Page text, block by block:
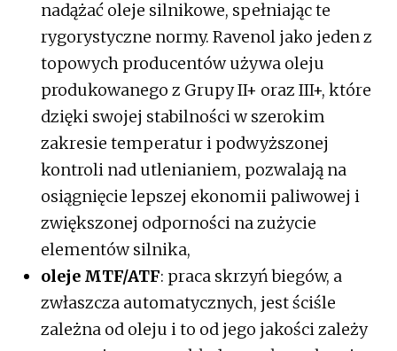
nadążać oleje silnikowe, spełniając te
rygorystyczne normy. Ravenol jako jeden z
topowych producentów używa oleju
produkowanego z Grupy II+ oraz III+, które
dzięki swojej stabilności w szerokim
zakresie temperatur i podwyższonej
kontroli nad utlenianiem, pozwalają na
osiągnięcie lepszej ekonomii paliwowej i
zwiększonej odporności na zużycie
elementów silnika,
oleje MTF/ATF: praca skrzyń biegów, a
zwłaszcza automatycznych, jest ściśle
zależna od oleju i to od jego jakości zależy